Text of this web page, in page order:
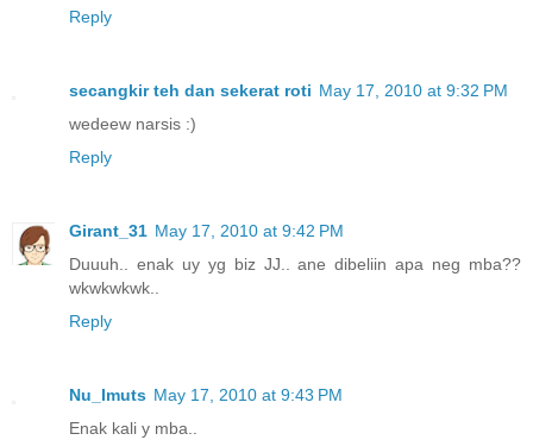
Reply
secangkir teh dan sekerat roti May 17, 2010 at 9:32 PM
wedeew narsis :)
Reply
Girant_31 May 17, 2010 at 9:42 PM
Duuuh.. enak uy yg biz JJ.. ane dibeliin apa neg mba??
wkwkwkwk..
Reply
Nu_Imuts May 17, 2010 at 9:43 PM
Enak kali y mba..